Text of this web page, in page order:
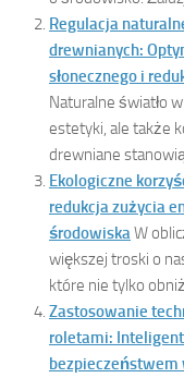
Regulacja
drewnianych:
słonecznego i
Naturalne światło
estetyki, ale także
drewniane
Ekologiczne
redukcja zużycia
środowiskaW
większej troski o
które nie tylko
Zastosowanie
roletami:
bezpieczeństwem